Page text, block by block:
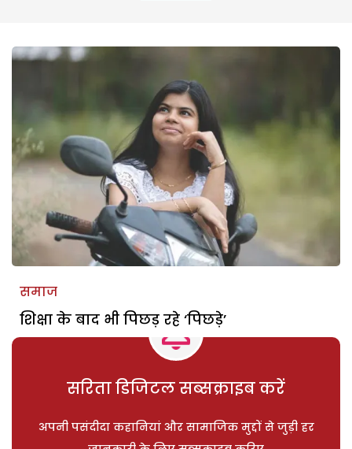
समाज
शिक्षा के बाद भी पिछड़ रहे ‘पिछड़े’
सरिता डिजिटल सब्सक्राइब करें
अपनी पसंदीदा कहानियां और सामाजिक मुद्दों से जुड़ी हर